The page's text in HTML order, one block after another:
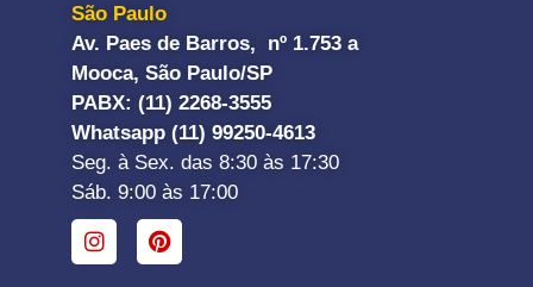
São Paulo
Av. Paes de Barros, nº 1.753 a
Mooca, São Paulo/SP
PABX: (11) 2268-3555
Whatsapp (11) 99250-4613
Seg. à Sex. das 8:30 às 17:30
Sáb. 9:00 às 17:00